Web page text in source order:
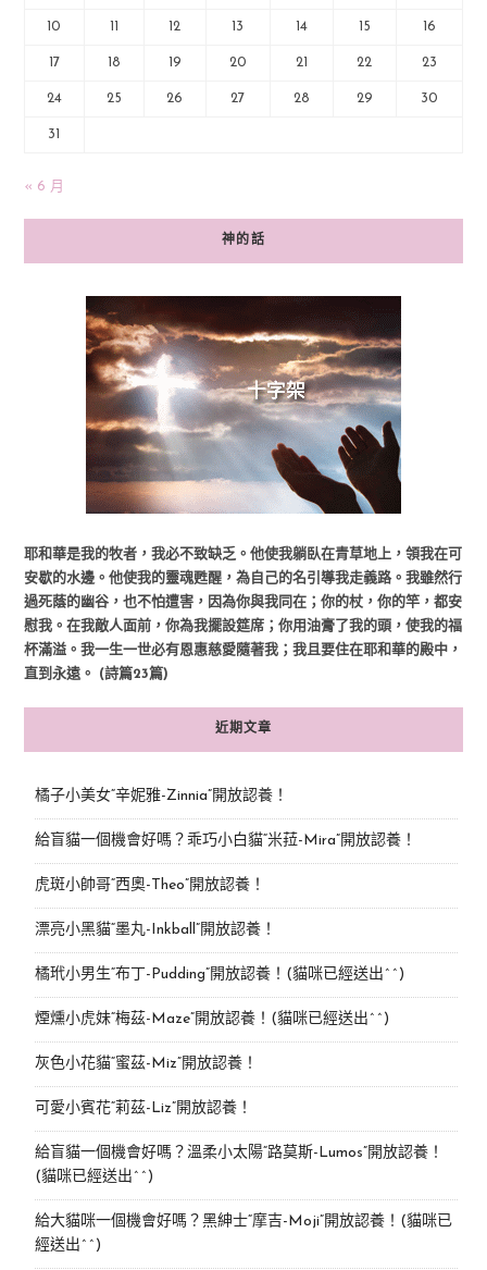
10 12 13 14 15 16
17 18 19 20 21 22 23
24 25 26 27 28 29 30
31
« 6 月
神的話
耶和華是我的牧者，我必不致缺乏。他使我躺臥在青草地上，領我在可
安歇的水邊。他使我的靈魂甦醒，為自己的名引導我走義路。我雖然行
過死蔭的幽谷，也不怕遭害，因為你與我同在；你的杖，你的竿，都安
慰我。在我敵人面前，你為我擺設筵席；你用油膏了我的頭，使我的福
杯滿溢。我一生一世必有恩惠慈愛隨著我；我且要住在耶和華的殿中，
直到永遠。 (詩篇23篇)
近期文章
橘子小美女“辛妮雅-Zinnia”開放認養！
給盲貓一個機會好嗎？乖巧小白貓“米菈-Mira”開放認養！
虎斑小帥哥“西奧-Theo”開放認養！
漂亮小黑貓“墨丸-Inkball”開放認養！
橘玳小男生“布丁-Pudding”開放認養！(貓咪已經送出^^)
煙燻小虎妹“梅茲-Maze”開放認養！(貓咪已經送出^^)
灰色小花貓“蜜茲-Miz”開放認養！
可愛小賓花“莉茲-Liz”開放認養！
給盲貓一個機會好嗎？溫柔小太陽“路莫斯-Lumos”開放認養！
(貓咪已經送出^^)
給大貓咪一個機會好嗎？黑紳士“摩吉-Moji”開放認養！(貓咪已
經送出^^)